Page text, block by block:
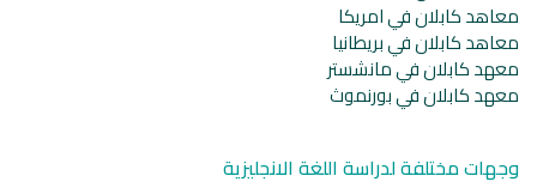
معاهد كابلان في امريكا
معاهد كابلان في بريطانيا
معهد كابلان في مانشستر
معهد كابلان في بورنموث
وجهات مختلفة لدراسة اللغة الانجليزية